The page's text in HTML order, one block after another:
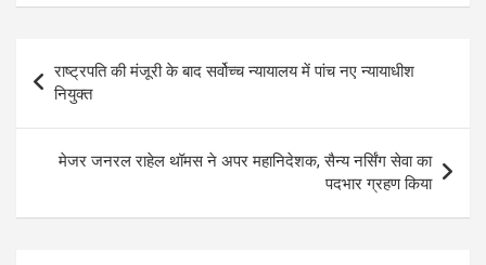
navigation
राष्ट्रपति की मंजूरी के बाद सर्वोच्च न्यायालय में पांच नए न्यायाधीश
नियुक्त
मेजर जनरल राहेल थॉमस ने अपर महानिदेशक, सैन्य नर्सिंग सेवा का
पदभार ग्रहण किया